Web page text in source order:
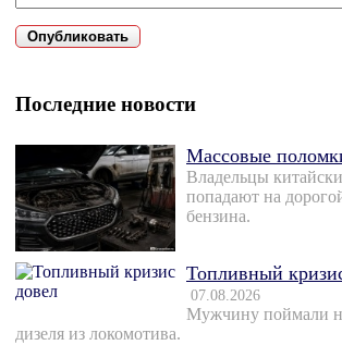
Последние новости
Массовые
Владельцы
попадают на
бензина.
Топливный
07.08.2026
Мужчину поймали
дизеля из локомотива.